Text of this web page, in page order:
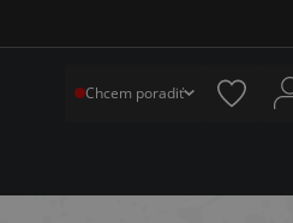
Chcem poradiť